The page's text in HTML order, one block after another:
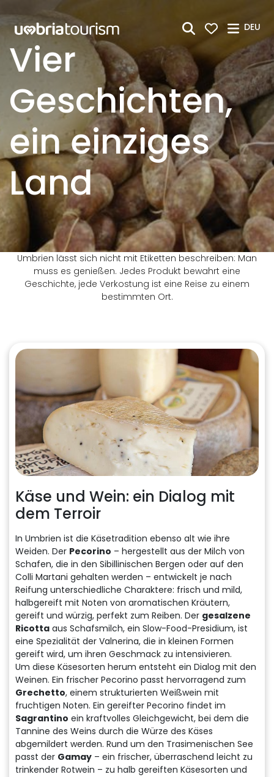
Zum Hauptinhalt springen
DEU
Vier
Geschichten,
ein einziges
Land
Umbrien lässt sich nicht mit Etiketten beschreiben: Man
muss es genießen. Jedes Produkt bewahrt eine
Geschichte, jede Verkostung ist eine Reise zu einem
bestimmten Ort.
Käse und Wein: ein Dialog mit
dem Terroir
In Umbrien ist die Käsetradition ebenso alt wie ihre
Weiden. Der Pecorino – hergestellt aus der Milch von
Schafen, die in den Sibillinischen Bergen oder auf den
Colli Martani gehalten werden – entwickelt je nach
Reifung unterschiedliche Charaktere: frisch und mild,
halbgereift mit Noten von aromatischen Kräutern,
gereift und würzig, perfekt zum Reiben. Der gesalzene
Ricotta aus Schafsmilch, ein Slow-Food-Presidium, ist
eine Spezialität der Valnerina, die in kleinen Formen
gereift wird, um ihren Geschmack zu intensivieren.
Um diese Käsesorten herum entsteht ein Dialog mit den
Weinen. Ein frischer Pecorino passt hervorragend zum
Grechetto, einem strukturierten Weißwein mit
fruchtigen Noten. Ein gereifter Pecorino findet im
Sagrantino ein kraftvolles Gleichgewicht, bei dem die
Tannine des Weins durch die Würze des Käses
abgemildert werden. Rund um den Trasimenischen See
passt der Gamay – ein frischer, überraschend leicht zu
trinkender Rotwein – zu halb gereiften Käsesorten und